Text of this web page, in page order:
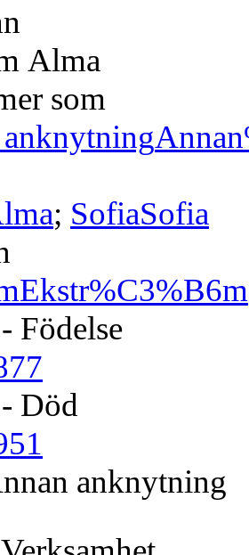
Alma
som
; SofiaSofia
Ekstr%C3%B6m
Födelse
Död
anknytning